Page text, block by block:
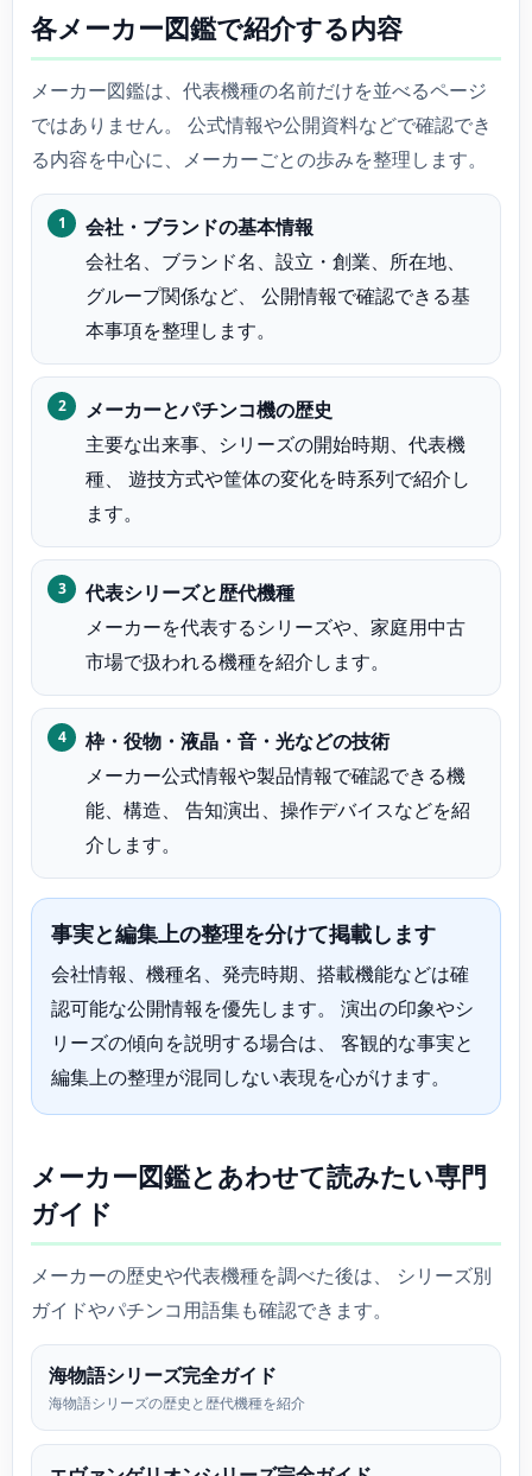
各メーカー図鑑で紹介する内容
メーカー図鑑は、代表機種の名前だけを並べるページ
ではありません。 公式情報や公開資料などで確認でき
る内容を中心に、メーカーごとの歩みを整理します。
会社・ブランドの基本情報
会社名、ブランド名、設立・創業、所在地、
グループ関係など、 公開情報で確認できる基
本事項を整理します。
メーカーとパチンコ機の歴史
主要な出来事、シリーズの開始時期、代表機
種、 遊技方式や筐体の変化を時系列で紹介し
ます。
代表シリーズと歴代機種
メーカーを代表するシリーズや、家庭用中古
市場で扱われる機種を紹介します。
枠・役物・液晶・音・光などの技術
メーカー公式情報や製品情報で確認できる機
能、構造、 告知演出、操作デバイスなどを紹
介します。
事実と編集上の整理を分けて掲載します
会社情報、機種名、発売時期、搭載機能などは確
認可能な公開情報を優先します。 演出の印象やシ
リーズの傾向を説明する場合は、 客観的な事実と
編集上の整理が混同しない表現を心がけます。
メーカー図鑑とあわせて読みたい専門
ガイド
メーカーの歴史や代表機種を調べた後は、 シリーズ別
ガイドやパチンコ用語集も確認できます。
海物語シリーズ完全ガイド
海物語シリーズの歴史と歴代機種を紹介